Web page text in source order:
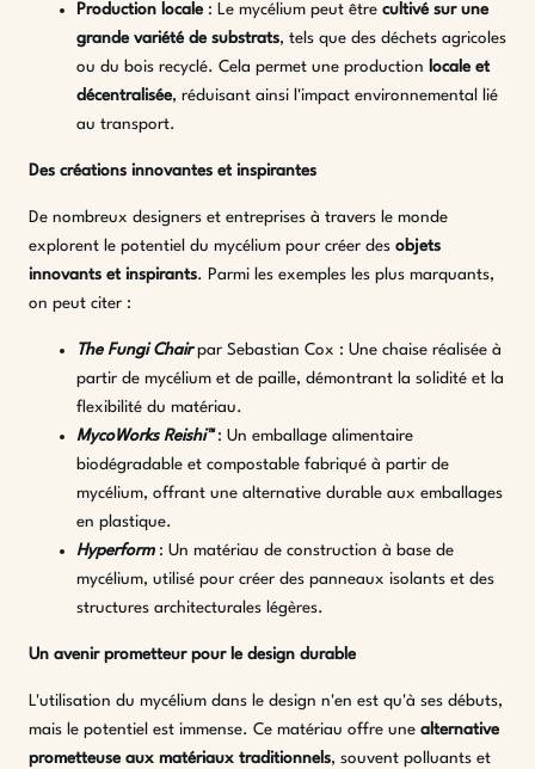
Production locale: Le mycélium peut être cultivé sur une
grande variété de substrats, tels que des déchets agricoles
ou du bois recyclé. Cela permet une production locale et
décentralisée, réduisant ainsi l'impact environnemental lié
au transport.
Des créations innovantes et inspirantes
De nombreux designers et entreprises à travers le monde
explorent le potentiel du mycélium pour créer des objets
innovants et inspirants. Parmi les exemples les plus marquants,
on peut citer :
The Fungi Chairpar Sebastian Cox : Une chaise réalisée à
partir de mycélium et de paille, démontrant la solidité et la
flexibilité du matériau.
MycoWorks Reishi™: Un emballage alimentaire
biodégradable et compostable fabriqué à partir de
mycélium, offrant une alternative durable aux emballages
en plastique.
Hyperform: Un matériau de construction à base de
mycélium, utilisé pour créer des panneaux isolants et des
structures architecturales légères.
Un avenir prometteur pour le design durable
L'utilisation du mycélium dans le design n'en est qu'à ses débuts,
mais le potentiel est immense. Ce matériau offre une alternative
prometteuse aux matériaux traditionnels, souvent polluants et